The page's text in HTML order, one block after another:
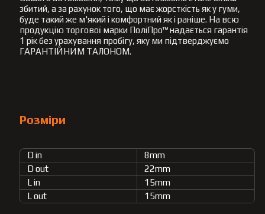
збитий, а за рахунок того, що має жорсткість як у гуми,
буде такий же м'який і комфортний як і раніше. На всю
продукцію торгової марки ПоліПро™ надається гарантія
1 рік без урахування пробігу, яку ми підтверджуємо
ГАРАНТІЙНИМ ТАЛОНОМ.
Розміри
D in
8mm
D out
22mm
L in
15mm
L out
15mm